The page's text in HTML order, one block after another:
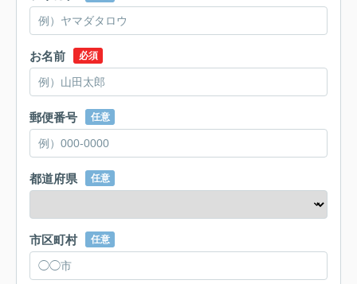
お名前 必須
郵便番号 任意
都道府県 任意
市区町村 任意